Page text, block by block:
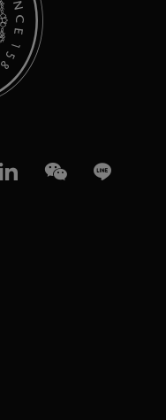
linkedInWeChatLine